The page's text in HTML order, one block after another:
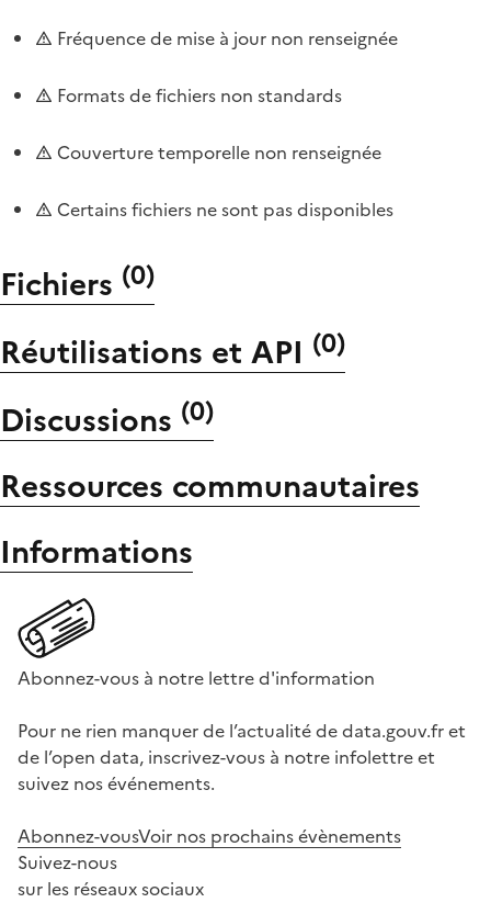
Fréquence de mise à jour non renseignée
Formats de fichiers non standards
Couverture temporelle non renseignée
Certains fichiers ne sont pas disponibles
Fichiers (0)
Réutilisations et API (0)
Discussions (0)
Ressources communautaires
Informations
Abonnez-vous à notre lettre d'information
Pour ne rien manquer de l’actualité de data.gouv.fr et
de l’open data, inscrivez-vous à notre infolettre et
suivez nos événements.
Abonnez-vousVoir nos prochains évènements
Suivez-nous
sur les réseaux sociaux